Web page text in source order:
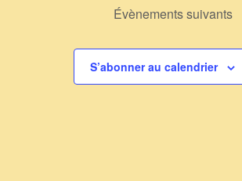
Évènementssuivants
S’abonner au calendrier